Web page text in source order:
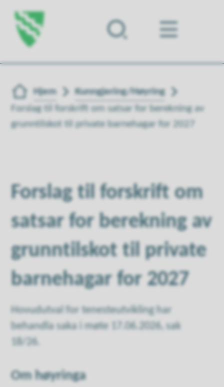
Forsiden
Du er her:
Hjem
Kunngjering/Høyring
Forslag til forskrift om satsar for berekning av
grunntilskot til private barnehagar for 2027
Forslag til forskrift om
satsar for berekning av
grunntilskot til private
barnehagar for 2027
Hovudutval for tenesteutvikling har
behandla saka i møte 17.06.2026, sak
18/26.
Om høyringa